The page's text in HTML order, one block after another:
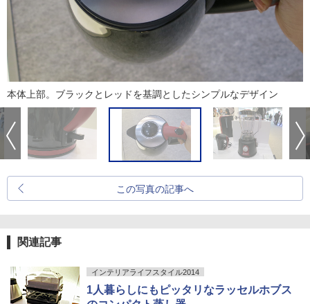
本体上部。ブラックとレッドを基調としたシンプルなデザイン
この写真の記事へ
関連記事
インテリアライフスタイル2014
1人暮らしにもピッタリなラッセルホブス